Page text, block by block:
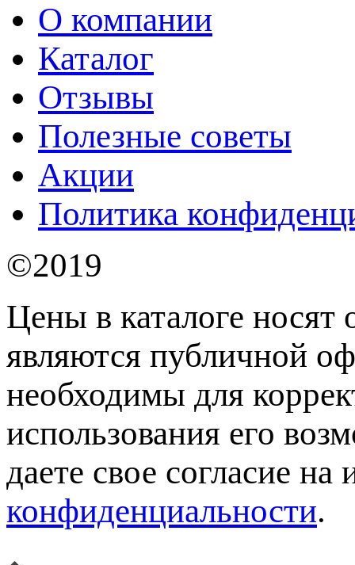
О компании
Каталог
Отзывы
Полезные советы
Акции
Политика
©2019
Цены в каталоге носят
являются публичной
необходимы для
использования его
даете свое согласие
конфиденциальности.